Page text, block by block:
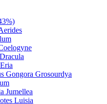
Gongora Grosourdya
Jumellea
Luisia